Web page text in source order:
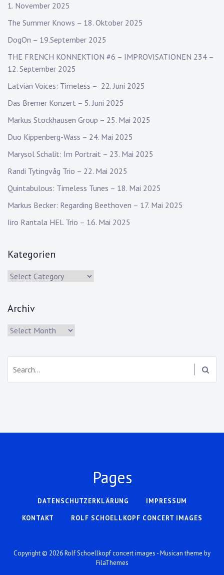
1. November 2025
The Summer Knows – 18. Oktober 2025
DogOn – 19.September 2025
THE FRENCH KONNEKTION #6 – IMPROVISATIONEN 234 –
12. September 2025
Latvian Voices: Timeless – 22. Juni 2025
Das Bremer Konzert – 5. Juni 2025
Markus Stockhausen Group – 25. Mai 2025
Duo Kippenberg-Wass – 24. Mai 2025
Marysol Schalit: Im Portrait – 23. Mai 2025
Randi Tytingvåg Trio – 22. Mai 2025
Quintabulous: Timeless Tunes – 18. Mai 2025
Markus Becker: Regarding Beethoven – 17. Mai 2025
Iiro Rantala HEL Trio – 16. Mai 2025
Kategorien
Kategorien
Archiv
Archiv
Pages
DATENSCHUTZERKLÄRUNG
IMPRESSUM
KONTAKT
ROLF SCHOELLKOPF CONCERT IMAGES
Copyright © 2026Rolf Schoellkopf concert images - Musican theme by
FilaThemes